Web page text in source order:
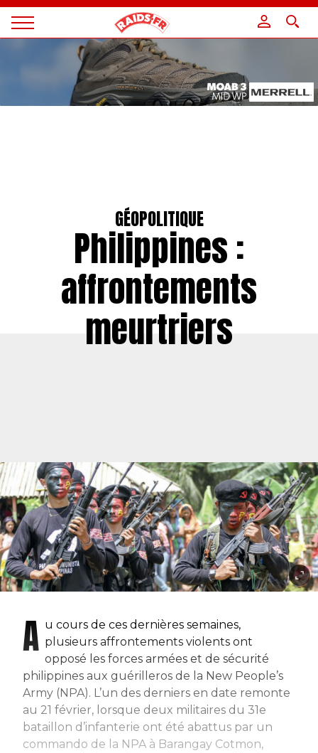
Magazine
GÉOPOLITIQUE
Philippines :
affrontements
meurtriers
A u cours de ces dernières semaines,
plusieurs affrontements violents ont
opposé les forces armées et de sécurité
philippines aux guérilleros de la New People’s
Army (NPA). L’un des derniers en date remonte
au 21 février, lorsque deux militaires du 31e
bataillon d’infanterie ont été abattus par un
commando de la NPA à Barangay Cotmon,
Panneau de gestion des cookies